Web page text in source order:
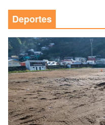
Deportes